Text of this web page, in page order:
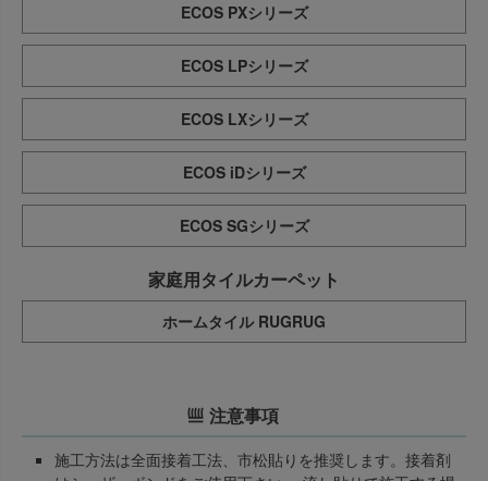
ECOS PXシリーズ
ECOS LPシリーズ
ECOS LXシリーズ
ECOS iDシリーズ
ECOS SGシリーズ
家庭用タイルカーペット
ホームタイル RUGRUG
注意事項
施工方法は全面接着工法、市松貼りを推奨します。接着剤